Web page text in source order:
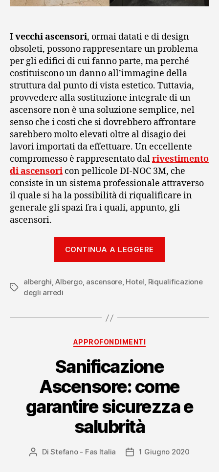
I vecchi ascensori, ormai datati e di design
obsoleti, possono rappresentare un problema
per gli edifici di cui fanno parte, ma perché
costituiscono un danno all’immagine della
struttura dal punto di vista estetico. Tuttavia,
provvedere alla sostituzione integrale di un
ascensore non è una soluzione semplice, nel
senso che i costi che si dovrebbero affrontare
sarebbero molto elevati oltre al disagio dei
lavori importati da effettuare. Un eccellente
compromesso è rappresentato dalrivestimento
di ascensori con pellicole DI-NOC 3M, che
consiste in un sistema professionale attraverso
il quale si ha la possibilità di riqualificare in
generale gli spazi fra i quali, appunto, gli
ascensori.
CONTINUA A LEGGERE
del
Tag
alberghi,Albergo, ascensore, Hotel, Riqualificazione
degli arredi
Categorie
APPROFONDIMENTI
Sanificazione
Ascensore: come
garantire sicurezza e
salubrità
Autore
DiStefano - Fas Italia
Data1 Giugno 2020